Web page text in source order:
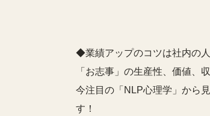
◆業績アップのコツは社内の
「お志事」の生産性、価値、
今注目の「NLP心理学」から
す！